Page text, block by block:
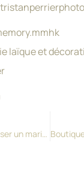
laïque et
Comment organiser un mariage anglais en France ?